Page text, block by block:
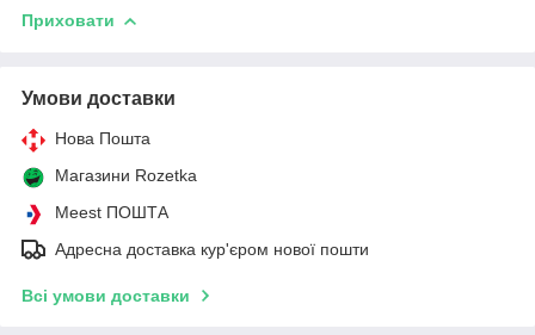
Приховати
Умови доставки
Нова Пошта
Магазини Rozetka
Meest ПОШТА
Адресна доставка кур'єром нової пошти
Всі умови доставки